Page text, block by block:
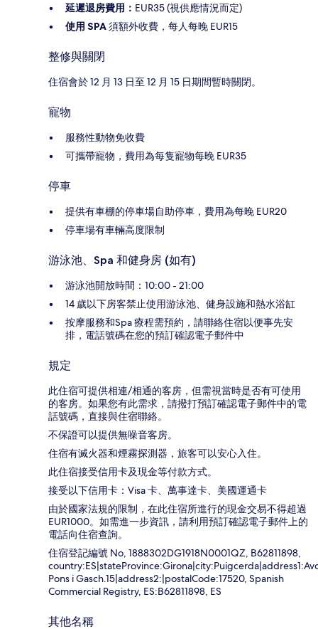
延遲退房費用： EUR35 (視供應情況而定)
使用 SPA須額外收費，每人每晚 EUR15
整修與關閉
住宿會於 12 月 13 日至 12 月 15 日期間暫時關閉。
寵物
服務性動物免收費
可攜帶寵物，費用為每隻寵物每晚 EUR35
停車
提供有車棚的停車場自助停車，費用為每晚 EUR20
停車場有車輛高度限制
游泳池、Spa 和健身房 (如有)
游泳池開放時間：10:00 - 21:00
14 歲以下房客禁止使用游泳池、健身設施和熱水浴缸
按摩服務和Spa 療程需預約，請聯絡住宿以便事先安
排，電話號碼在您的預訂確認電子郵件中
規定
此住宿可提供相連/相通的客房，但需視當時是否有可使用
的客房。如果您有此需求，請撥打預訂確認電子郵件中的電
話號碼，直接與住宿聯絡。
不保證可以提供無噪音客房。
住宿有滅火器和煙霧探測器，旅客可以安心入住。
此住宿接受信用卡及現金等付款方式。
接受以下信用卡：Visa 卡、萬事達卡、美國運通卡
由於國家法規的限制，在此住宿所進行的現金交易不得超過
EUR1000。如需進一步資訊，請利用預訂確認電子郵件上的
電話向住宿查詢。
住宿登記編號 No, 1888302DG1918N0001QZ, B62811898,
Pons i Gasch.15|address2:|postalCode:17520, Spanish
Commercial Registry, ES:B62811898, ES
其他名稱